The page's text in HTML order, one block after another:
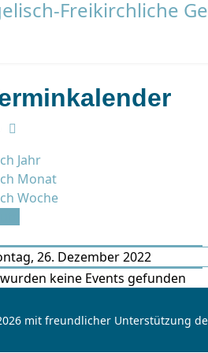
Jahr
Monat
Woche
26. Dezember 2022
wurden keine Events gefunden
mit freundlicher Unterstützung